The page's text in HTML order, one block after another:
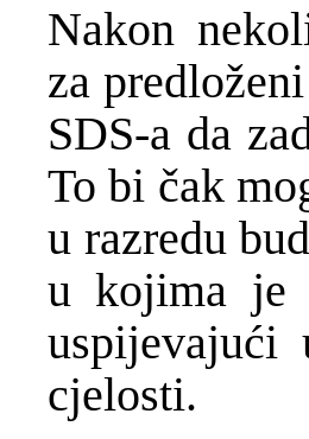
Nakon
za
SDS-a da
To bi čak
u razredu
u kojima je
cjelosti.